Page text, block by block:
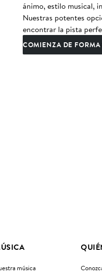
ánimo, estilo musical,
Nuestras potentes
encontrar la pista
COMIENZA DE FORMA
música